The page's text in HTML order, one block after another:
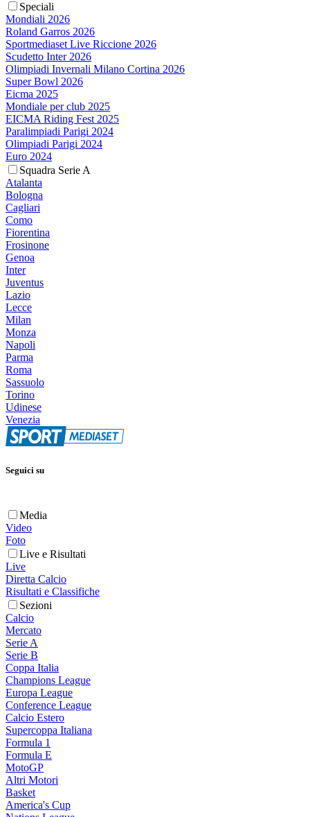
Speciali
Mondiali 2026
Roland Garros 2026
Sportmediaset Live Riccione 2026
Scudetto Inter 2026
Olimpiadi Invernali Milano Cortina 2026
Super Bowl 2026
Eicma 2025
Mondiale per club 2025
EICMA Riding Fest 2025
Paralimpiadi Parigi 2024
Olimpiadi Parigi 2024
Euro 2024
Squadra Serie A
Atalanta
Bologna
Cagliari
Como
Fiorentina
Frosinone
Genoa
Inter
Juventus
Lazio
Lecce
Milan
Monza
Napoli
Parma
Roma
Sassuolo
Torino
Udinese
Venezia
Seguici su
Media
Video
Foto
Live e Risultati
Live
Diretta Calcio
Risultati e Classifiche
Sezioni
Calcio
Mercato
Serie A
Serie B
Coppa Italia
Champions League
Europa League
Conference League
Calcio Estero
Supercoppa Italiana
Formula 1
Formula E
MotoGP
Altri Motori
Basket
America's Cup